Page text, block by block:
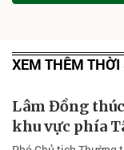
XEM THÊM THỜI
Lâm Đồng
khu vực phía